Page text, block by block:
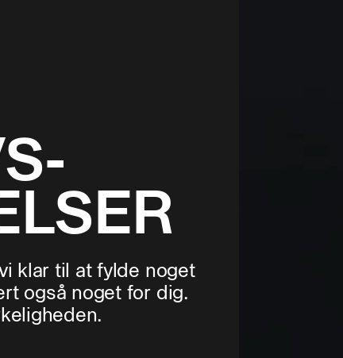
klar til at fylde noget
også noget for dig.